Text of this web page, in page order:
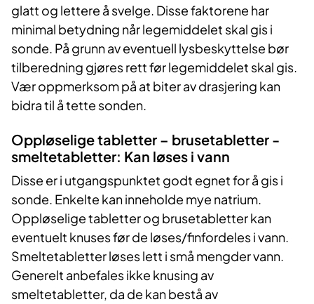
glatt og lettere å svelge. Disse faktorene har
minimal betydning når legemiddelet skal gis i
sonde. På grunn av eventuell lysbeskyttelse bør
tilberedning gjøres rett før legemiddelet skal gis.
Vær oppmerksom på at biter av drasjering kan
bidra til å tette sonden.
Oppløselige tabletter – brusetabletter -
smeltetabletter: Kan løses i vann
Disse er i utgangspunktet godt egnet for å gis i
sonde. Enkelte kan inneholde mye natrium.
Oppløselige tabletter og brusetabletter kan
eventuelt knuses før de løses/finfordeles i vann.
Smeltetabletter løses lett i små mengder vann.
Generelt anbefales ikke knusing av
smeltetabletter, da de kan bestå av